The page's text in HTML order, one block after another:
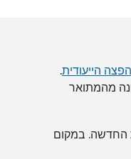
הייעודית.
מהמתואר
החדשה. במקום